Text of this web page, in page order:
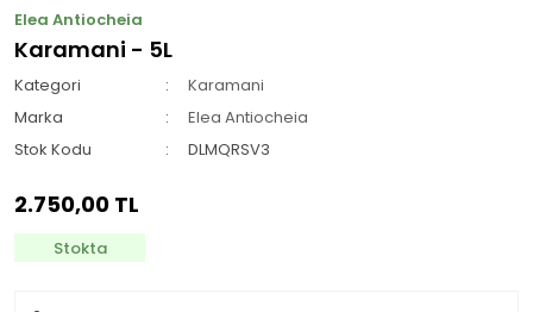
Elea Antiocheia
Karamani - 5L
Kategori
Karamani
Marka
Elea Antiocheia
Stok Kodu
DLMQRSV3
2.750,00 TL
Stokta